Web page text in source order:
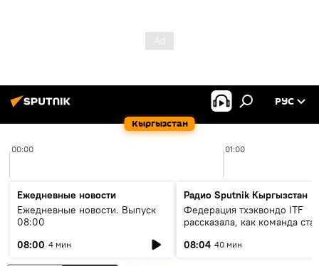
Кыргызстан
РУС
00:00 01:00
Ежедневные новости
Ежедневные новости. Выпуск
08:00
08:00 4 мин
Радио Sputnik Кыргызстан
Федерация тхэквондо ITF
рассказала, как команда
08:04 40 мин